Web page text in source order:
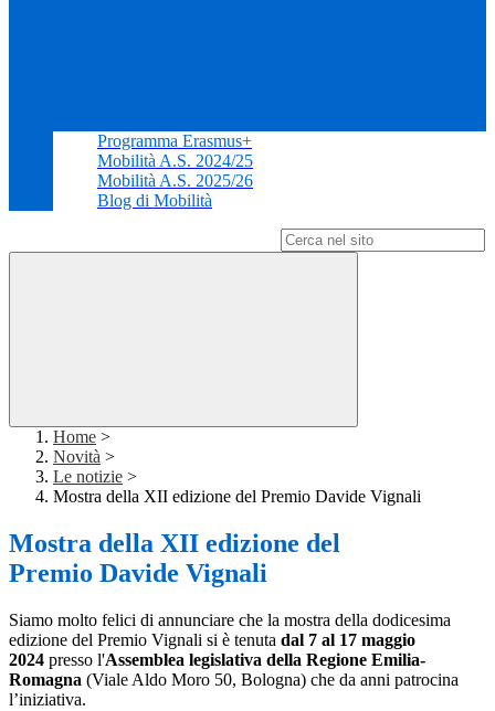
Programma Erasmus+
Mobilità A.S. 2024/25
Mobilità A.S. 2025/26
Blog di Mobilità
Home >
Novità >
Le notizie >
Mostra della XII edizione del Premio Davide Vignali
Mostra della XII edizione del
Premio Davide Vignali
Siamo molto felici di annunciare che la mostra della dodicesima
edizione del Premio Vignali si è tenuta dal 7 al 17 maggio
2024 presso l'Assemblea legislativa della Regione Emilia-
Romagna (Viale Aldo Moro 50, Bologna) che da anni patrocina
l’iniziativa.